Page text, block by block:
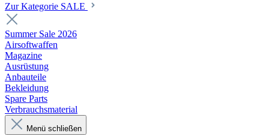
Zur Kategorie SALE
Summer Sale 2026
Airsoftwaffen
Magazine
Ausrüstung
Anbauteile
Bekleidung
Spare Parts
Verbrauchsmaterial
Menü schließen